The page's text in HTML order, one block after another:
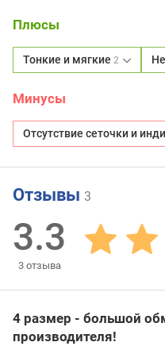
Плюсы
Тонкие и мягкие 2
Минусы
Отсутствие сеточки и
Отзывы 3
3.3
3 отзыва
4 размер - большой
производителя!